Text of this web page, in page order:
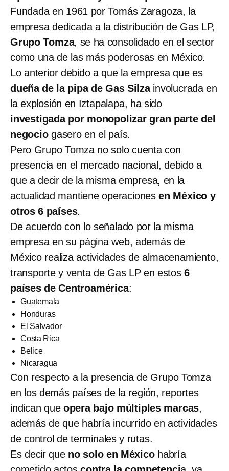
Fundada en 1961 por Tomás Zaragoza, la
empresa dedicada a la distribución de Gas LP,
Grupo Tomza, se ha consolidado en el sector
como una de las más poderosas en México.
Lo anterior debido a que la empresa que es
dueña de la pipa de Gas Silzainvolucrada en
la explosión en Iztapalapa, ha sido
investigada por monopolizar gran parte del
negociogasero en el país.
Pero Grupo Tomza no solo cuenta con
presencia en el mercado nacional, debido a
que a decir de la misma empresa, en la
actualidad mantiene operacionesen México y
otros 6 países.
De acuerdo con lo señalado por la misma
empresa en su página web, además de
México realiza actividades de almacenamiento,
transporte y venta de Gas LP en estos6
países de Centroamérica:
Guatemala
Honduras
El Salvador
Costa Rica
Belice
Nicaragua
Con respecto a la presencia de Grupo Tomza
en los demás países de la región, reportes
indican que opera bajo múltiples marcas,
además de que habría incurrido en actividades
de control de terminales y rutas.
Es decir que no solo en Méxicohabría